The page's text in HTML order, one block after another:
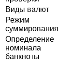
Виды валют
Режим
суммирования
Определение
номинала
банкноты